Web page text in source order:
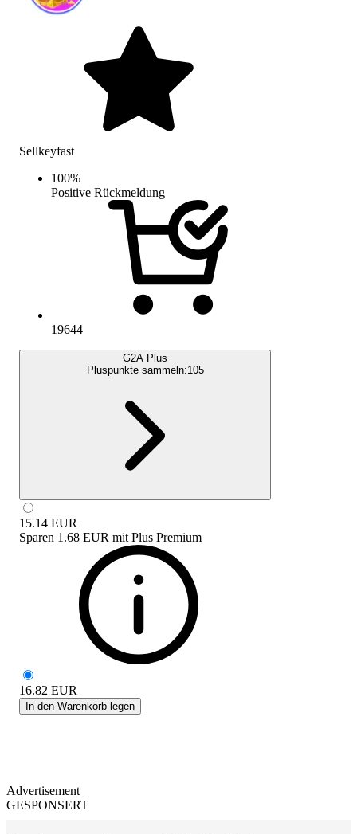
Sellkeyfast
100%
Positive Rückmeldung
19644
G2A Plus
Pluspunkte sammeln:105
15.14 EUR
Sparen 1.68 EUR mit Plus Premium
16.82 EUR
In den Warenkorb legen
Advertisement
GESPONSERT